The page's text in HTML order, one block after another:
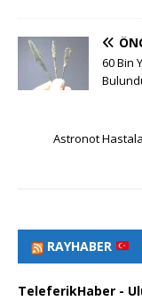
60 Bin
Astronot
RAYHABER
TeleferikHaber -